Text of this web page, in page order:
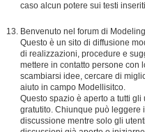
caso alcun potere sui testi
Benvenuto nel forum di
Questo è un sito di diffusione
di realizzazioni, procedure e
mettere in contatto persone con
scambiarsi idee, cercare di
aiuto in campo Modellisitco.
Questo spazio è aperto a tutti
gratutito. Chiunque può leggere
discussione mentre solo gli